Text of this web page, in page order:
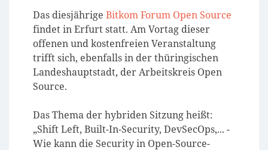
Das diesjährige Bitkom Forum Open Source
findet in Erfurt statt. Am Vortag dieser
offenen und kostenfreien Veranstaltung
trifft sich, ebenfalls in der thüringischen
Landeshauptstadt, der Arbeitskreis Open
Source.
Das Thema der hybriden Sitzung heißt:
„Shift Left, Built-In-Security, DevSecOps,... -
Wie kann die Security in Open-Source-